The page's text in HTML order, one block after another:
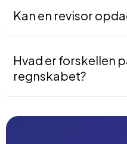
Kan en revisor
Hvad er forskellen
regnskabet?